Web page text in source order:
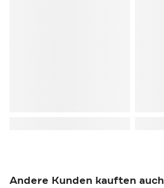
Andere Kunden kauften auch